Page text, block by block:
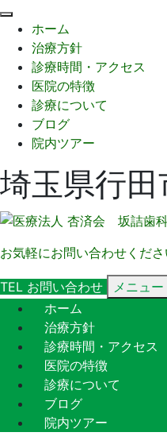
ホーム
治療方針
診療時間・アクセス
医院の特徴
診療について
ブログ
院内ツアー
埼玉県行
お気軽にお問い合わせくださ
TEL お問い合わせ
メニュー
ホーム
治療方針
診療時間・アクセス
医院の特徴
診療について
ブログ
院内ツアー